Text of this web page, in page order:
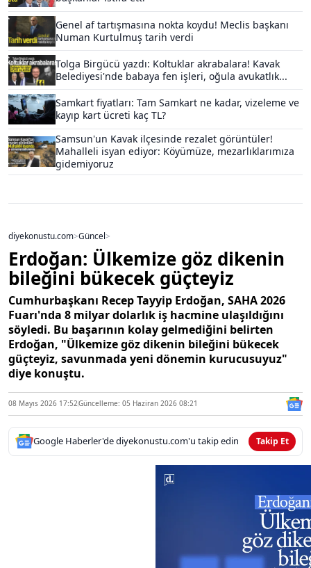
Genel af tartışmasına nokta koydu! Meclis başkanı
Numan Kurtulmuş tarih verdi
Tolga Birgücü yazdı: Koltuklar akrabalara! Kavak
Belediyesi'nde babaya fen işleri, oğula avukatlık...
Samkart fiyatları: Tam Samkart ne kadar, vizeleme ve
kayıp kart ücreti kaç TL?
Samsun'un Kavak ilçesinde rezalet görüntüler!
Mahalleli isyan ediyor: Köyümüze, mezarlıklarımıza
gidemiyoruz
diyekonustu.com>Güncel>
Erdoğan: Ülkemize göz dikenin
bileğini bükecek güçteyiz
Cumhurbaşkanı Recep Tayyip Erdoğan, SAHA 2026
Fuarı'nda 8 milyar dolarlık iş hacmine ulaşıldığını
söyledi. Bu başarının kolay gelmediğini belirten
Erdoğan, "Ülkemize göz dikenin bileğini bükecek
güçteyiz, savunmada yeni dönemin kurucusuyuz"
diye konuştu.
08 Mayıs 2026 17:52Güncelleme: 05 Haziran 2026 08:21
Google Haberler'de diyekonustu.com'u takip edin Takip Et